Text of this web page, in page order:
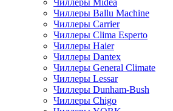
Чиллеры Midea
Чиллеры Ballu Machine
Чиллеры Carrier
Чиллеры Clima Esperto
Чиллеры Haier
Чиллеры Dantex
Чиллеры General Climate
Чиллеры Lessar
Чиллеры Dunham-Bush
Чиллеры Chigo